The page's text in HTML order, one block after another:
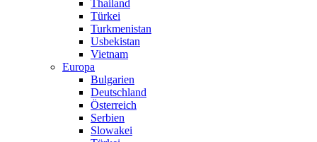
Thailand
Türkei
Turkmenistan
Usbekistan
Vietnam
Europa
Bulgarien
Deutschland
Österreich
Serbien
Slowakei